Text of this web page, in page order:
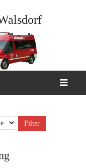
Filter